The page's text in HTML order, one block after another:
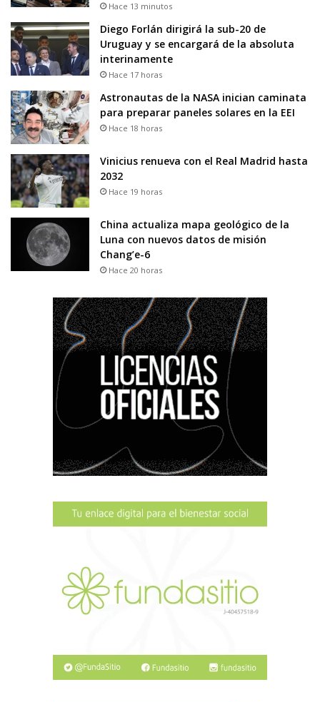
Hace 13 minutos
Diego Forlán dirigirá la sub-20 de
Uruguay y se encargará de la absoluta
interinamente
Hace 17 horas
Astronautas de la NASA inician caminata
para preparar paneles solares en la EEI
Hace 18 horas
Vinicius renueva con el Real Madrid hasta
2032
Hace 19 horas
China actualiza mapa geológico de la
Luna con nuevos datos de misión
Chang’e-6
Hace 20 horas